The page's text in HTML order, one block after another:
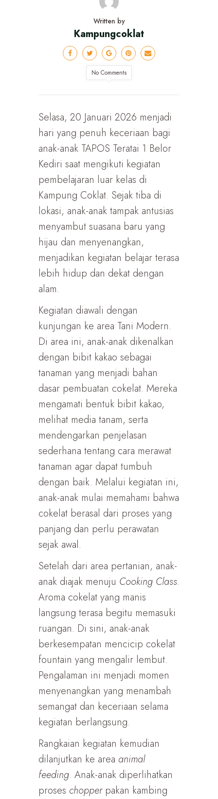
Written by
Kampungcoklat
No Comments
Selasa, 20 Januari 2026 menjadi
hari yang penuh keceriaan bagi
anak-anak TAPOS Teratai 1 Belor
Kediri saat mengikuti kegiatan
pembelajaran luar kelas di
Kampung Coklat. Sejak tiba di
lokasi, anak-anak tampak antusias
menyambut suasana baru yang
hijau dan menyenangkan,
menjadikan kegiatan belajar terasa
lebih hidup dan dekat dengan
alam.
Kegiatan diawali dengan
kunjungan ke area Tani Modern.
Di area ini, anak-anak dikenalkan
dengan bibit kakao sebagai
tanaman yang menjadi bahan
dasar pembuatan cokelat. Mereka
mengamati bentuk bibit kakao,
melihat media tanam, serta
mendengarkan penjelasan
sederhana tentang cara merawat
tanaman agar dapat tumbuh
dengan baik. Melalui kegiatan ini,
anak-anak mulai memahami bahwa
cokelat berasal dari proses yang
panjang dan perlu perawatan
sejak awal.
Setelah dari area pertanian, anak-
anak diajak menuju Cooking Class.
Aroma cokelat yang manis
langsung terasa begitu memasuki
ruangan. Di sini, anak-anak
berkesempatan mencicip cokelat
fountain yang mengalir lembut.
Pengalaman ini menjadi momen
menyenangkan yang menambah
semangat dan keceriaan selama
kegiatan berlangsung.
Rangkaian kegiatan kemudian
dilanjutkan ke area animal
feeding. Anak-anak diperlihatkan
proses chopperpakan kambing